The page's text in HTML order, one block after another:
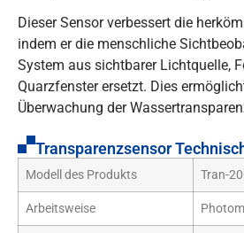
Dieser Sensor verbessert die
indem er die menschliche
System aus sichtbarer Lichtquelle,
Quarzfenster ersetzt. Dies
Überwachung der
Transparenzsensor
Modell des Produkts Tran-
Arbeitsweise